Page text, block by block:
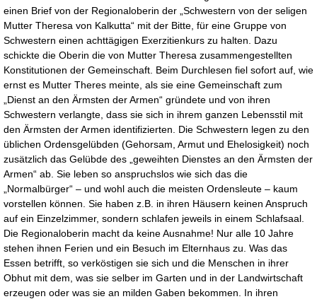
einen Brief von der Regionaloberin der „Schwestern von der seligen
Mutter Theresa von Kalkutta“ mit der Bitte, für eine Gruppe von
Schwestern einen achttägigen Exerzitienkurs zu halten. Dazu
schickte die Oberin die von Mutter Theresa zusammengestellten
Konstitutionen der Gemeinschaft. Beim Durchlesen fiel sofort auf, wie
ernst es Mutter Theres meinte, als sie eine Gemeinschaft zum
„Dienst an den Ärmsten der Armen“ gründete und von ihren
Schwestern verlangte, dass sie sich in ihrem ganzen Lebensstil mit
den Ärmsten der Armen identifizierten. Die Schwestern legen zu den
üblichen Ordensgelübden (Gehorsam, Armut und Ehelosigkeit) noch
zusätzlich das Gelübde des „geweihten Dienstes an den Ärmsten der
Armen“ ab. Sie leben so anspruchslos wie sich das die
„Normalbürger“ – und wohl auch die meisten Ordensleute – kaum
vorstellen können. Sie haben z.B. in ihren Häusern keinen Anspruch
auf ein Einzelzimmer, sondern schlafen jeweils in einem Schlafsaal.
Die Regionaloberin macht da keine Ausnahme! Nur alle 10 Jahre
stehen ihnen Ferien und ein Besuch im Elternhaus zu. Was das
Essen betrifft, so verköstigen sie sich und die Menschen in ihrer
Obhut mit dem, was sie selber im Garten und in der Landwirtschaft
erzeugen oder was sie an milden Gaben bekommen. In ihren